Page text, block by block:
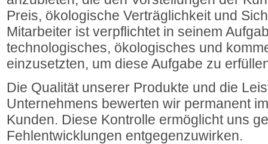
Preis, ökologische Verträglichkeit und
Mitarbeiter ist verpflichtet in seinem
technologisches, ökologisches und
einzusetzten, um diese Aufgabe zu
Die Qualität unserer Produkte und die
Unternehmens bewerten wir permanent
Kunden. Diese Kontrolle ermöglicht uns
Fehlentwicklungen entgegenzuwirken.